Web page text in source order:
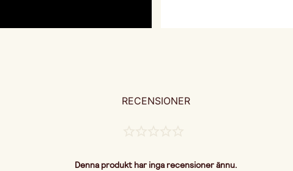
RECENSIONER
Denna produkt har inga recensioner ännu.